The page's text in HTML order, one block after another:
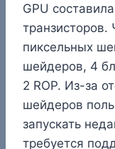
GPU
транзисторов.
пиксельных
шейдеров, 4
2 ROP. Из-за
шейдеров
запускать
требуется